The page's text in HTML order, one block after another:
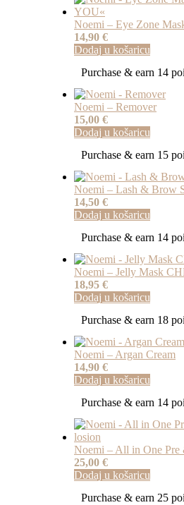
Noemi – Eye Zone
14,90 €
Dodaj u košaricu
Purchase & earn 14
Noemi – Remover
15,00 €
Dodaj u košaricu
Purchase & earn 15
Noemi – Lash & Brow
14,50 €
Dodaj u košaricu
Purchase & earn 14
Noemi – Jelly Mask
18,95 €
Dodaj u košaricu
Purchase & earn 18
Noemi – Argan Cream
14,90 €
Dodaj u košaricu
Purchase & earn 14
Noemi – All in One Pre
25,00 €
Dodaj u košaricu
Purchase & earn 25